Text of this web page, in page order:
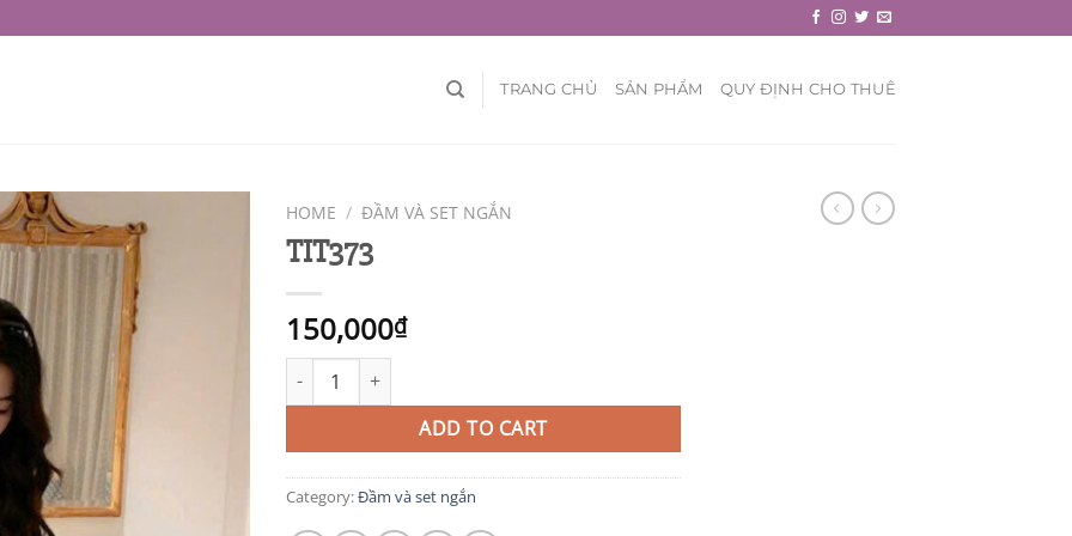
TRANG CHỦ SẢN PHẨM QUY ĐỊNH CHO THUÊ
HOME / ĐẦM VÀ SET NGẮN
TIT373
150,000₫
TIT373 quantity
ADD TO CART
Category:Đầm và set ngắn